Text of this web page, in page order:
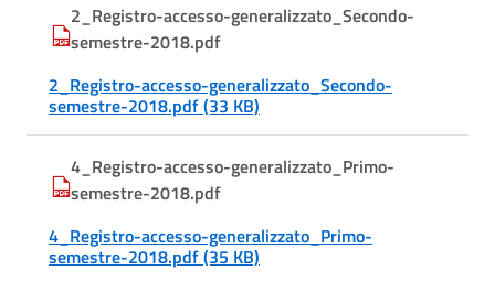
2_Registro-accesso-generalizzato_Secondo-
semestre-2018.pdf
2_Registro-accesso-generalizzato_Secondo-
semestre-2018.pdf (33 KB)
4_Registro-accesso-generalizzato_Primo-
semestre-2018.pdf
4_Registro-accesso-generalizzato_Primo-
semestre-2018.pdf (35 KB)